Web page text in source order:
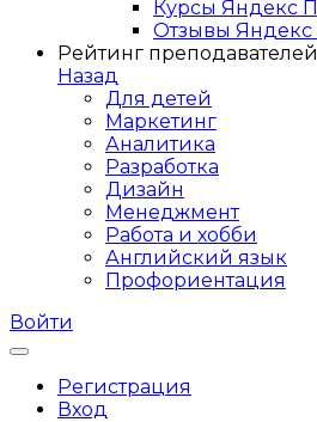
Курсы Яндекс
Отзывы Яндекс
Рейтинг преподавателей
Назад
Для детей
Маркетинг
Аналитика
Разработка
Дизайн
Менеджмент
Работа и хобби
Английский язык
Профориентация
Войти
Регистрация
Вход